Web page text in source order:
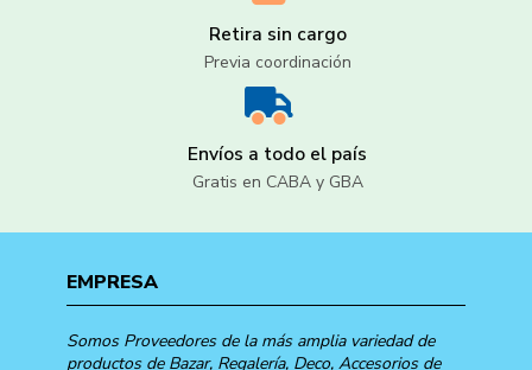
Retira sin cargo
Previa coordinación
Envíos a todo el país
Gratis en CABA y GBA
EMPRESA
Somos Proveedores de la más amplia variedad de
productos de Bazar, Regalería, Deco, Accesorios de